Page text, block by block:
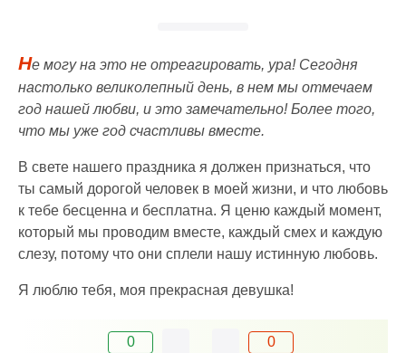
Не могу на это не отреагировать, ура! Сегодня
настолько великолепный день, в нем мы отмечаем
год нашей любви, и это замечательно! Более того,
что мы уже год счастливы вместе.
В свете нашего праздника я должен признаться, что
ты самый дорогой человек в моей жизни, и что любовь
к тебе бесценна и бесплатна. Я ценю каждый момент,
который мы проводим вместе, каждый смех и каждую
слезу, потому что они сплели нашу истинную любовь.
Я люблю тебя, моя прекрасная девушка!
0 0